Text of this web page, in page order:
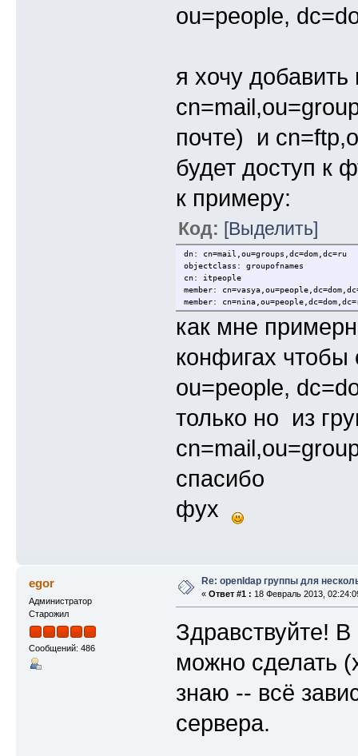
ou=people,
я хочу добавить
почте) и
будет доступ к
к примеру:
Код: [Выделить]
dn: cn=mail,ou=groups,dc=dom,dc=ru
objectclass: groupofnames
cn: itpeople
member:
member:
как мне
конфигах чтобы
ou=people,
только но из
спасибо
фух
egor
Администратор
Старожил
Сообщений: 486
Re: openldap группы для
« Ответ #1 : 18 Февраль 2013,
Здравствуйте!
можно сделать
знаю -- всё
сервера.